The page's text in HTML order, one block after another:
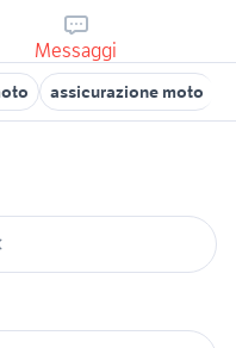
Messaggi
assicurazione moto